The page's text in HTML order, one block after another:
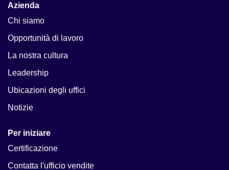
Azienda
Chi siamo
Opportunità di lavoro
La nostra cultura
Leadership
Ubicazioni degli uffici
Notizie
Per iniziare
Certificazione
Contatta l'ufficio vendite